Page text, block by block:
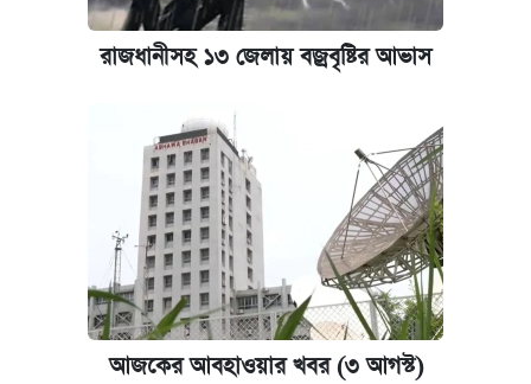
রাজধানীসহ ১৩ জেলায় বজ্রবৃষ্টির আভাস
আজকের আবহাওয়ার খবর (৩ আগস্ট)